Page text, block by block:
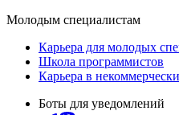
Молодым специалистам
Карьера для молодых
Школа программистов
Карьера в
Боты для уведомлений